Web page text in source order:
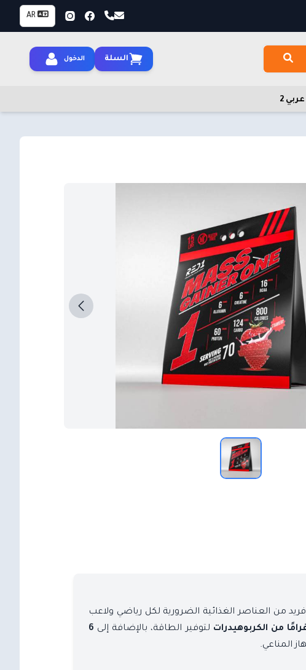
السلة الدخول
عربي 2
من العناصر الغذائية الضرورية لكل رياضي ولاعب
لتوفير الطاقة، بالإضافة إلى 6
المناعي.